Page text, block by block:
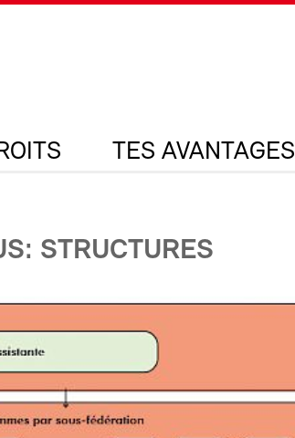
TES AVANTAGES
STRUCTURES